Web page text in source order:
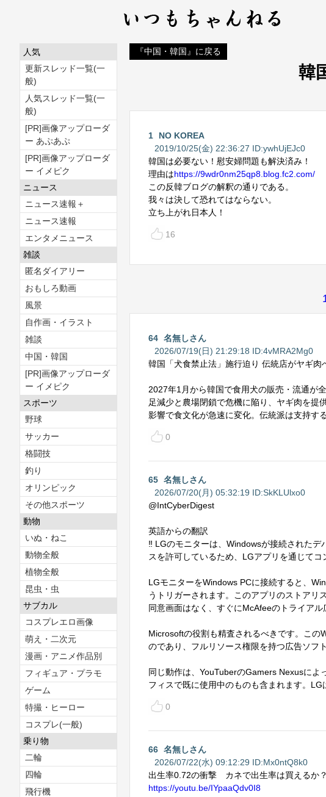
『中国・韓国』に戻る
韓
1
NO KOREA
2019/10/25(金) 22:36:27 ID:ywhUjEJc0
韓国は必要ない！慰安婦問題も解決済み！
理由はhttps://9wdr0nm25qp8.blog.fc2.com/
この反韓ブログの解釈の通りである。
我々は決して恐れてはならない。
立ち上がれ日本人！
16
64 名無しさん
2026/07/19(日) 21:29:18 ID:4vMRA2Mg0
韓国「犬食禁止法」施行迫り 伝統店がヤギ肉
2027年1月から韓国で食用犬の販売・流通が
足減少と農場閉鎖で危機に陥り、ヤギ肉を提
影響で食文化が急速に変化。伝統派は支持す
0
65 名無しさん
2026/07/20(月) 05:32:19 ID:SkKLUlxo0
@IntCyberDigest
英語からの翻訳
‼️ LGのモニターは、Windowsが接続された
スを許可しているため、LGアプリを通じて
LGモニターをWindows PCに接続すると、
うトリガーされます。このアプリのストアリ
同意画面はなく、すぐにMcAfeeのトライアル
Microsoftの役割も精査されるべきです。この
のであり、フルリソース権限を持つ広告ソフ
同じ動作は、YouTuberのGamers Nexusによ
フィスで既に使用中のものも含まれます。
0
66 名無しさん
2026/07/22(水) 09:12:29 ID:Mx0ntQ8k0
出生率0.72の衝撃 カネで出生率は買えるか
https://youtu.be/IYpaaQdv0I8
人気
更新スレッド一覧(一
般)
人気スレッド一覧(一
般)
[PR]画像アップローダ
ー あぷあぷ
[PR]画像アップローダ
ー イメピク
ニュース
ニュース速報＋
ニュース速報
エンタメニュース
雑談
匿名ダイアリー
おもしろ動画
風景
自作画・イラスト
雑談
中国・韓国
[PR]画像アップローダ
ー イメピク
スポーツ
野球
サッカー
格闘技
釣り
オリンピック
その他スポーツ
動物
いぬ・ねこ
動物全般
植物全般
昆虫・虫
サブカル
コスプレエロ画像
萌え・二次元
漫画・アニメ作品別
フィギュア・プラモ
ゲーム
特撮・ヒーロー
コスプレ(一般)
乗り物
二輪
四輪
飛行機